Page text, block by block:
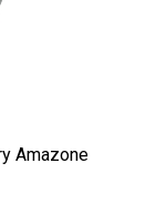
Amazone